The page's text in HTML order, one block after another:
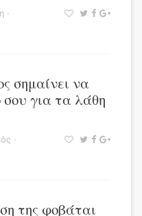
·
σημαίνει να
σου για τα λάθη
·
της φοβάται